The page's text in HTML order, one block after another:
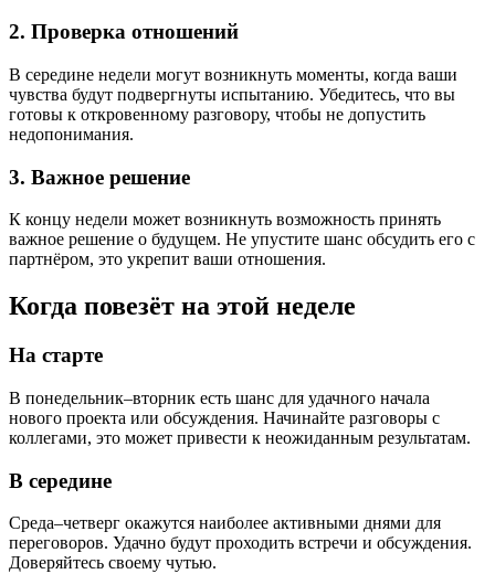
2. Проверка отношений
В середине недели могут возникнуть моменты, когда ваши
чувства будут подвергнуты испытанию. Убедитесь, что вы
готовы к откровенному разговору, чтобы не допустить
недопонимания.
3. Важное решение
К концу недели может возникнуть возможность принять
важное решение о будущем. Не упустите шанс обсудить его с
партнёром, это укрепит ваши отношения.
Когда повезёт на этой неделе
На старте
В понедельник–вторник есть шанс для удачного начала
нового проекта или обсуждения. Начинайте разговоры с
коллегами, это может привести к неожиданным результатам.
В середине
Среда–четверг окажутся наиболее активными днями для
переговоров. Удачно будут проходить встречи и обсуждения.
Доверяйтесь своему чутью.